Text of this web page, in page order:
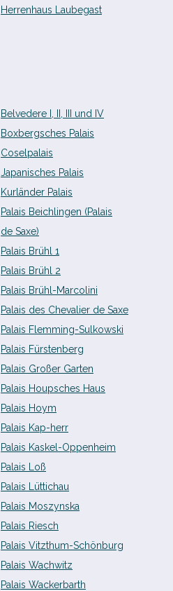
Herrenhaus Laubegast
Belvedere I, II, III und IV
Boxbergsches Palais
Coselpalais
Japanisches Palais
Kurländer Palais
Palais Beichlingen (Palais
de Saxe)
Palais Brühl 1
Palais Brühl 2
Palais Brühl-​Marcolini
Palais des Chevalier de Saxe
Palais Flemming-​Sulkowski
Palais Fürstenberg
Palais Großer Garten
Palais Houpsches Haus
Palais Hoym
Palais Kap-​herr
Palais Kaskel-​Oppenheim
Palais Loß
Palais Lüttichau
Palais Moszynska
Palais Riesch
Palais Vitzthum-​Schönburg
Palais Wachwitz
Palais Wackerbarth